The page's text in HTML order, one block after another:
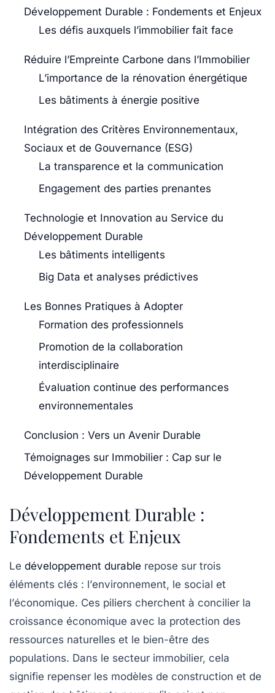
Développement Durable : Fondements et Enjeux
Les défis auxquels l’immobilier fait face
Réduire l’Empreinte Carbone dans l’Immobilier
L’importance de la rénovation énergétique
Les bâtiments à énergie positive
Intégration des Critères Environnementaux,
Sociaux et de Gouvernance (ESG)
La transparence et la communication
Engagement des parties prenantes
Technologie et Innovation au Service du
Développement Durable
Les bâtiments intelligents
Big Data et analyses prédictives
Les Bonnes Pratiques à Adopter
Formation des professionnels
Promotion de la collaboration
interdisciplinaire
Évaluation continue des performances
environnementales
Conclusion : Vers un Avenir Durable
Témoignages sur Immobilier : Cap sur le
Développement Durable
Développement Durable :
Fondements et Enjeux
Le développement durable repose sur trois
éléments clés : l’environnement, le social et
l’économique. Ces piliers cherchent à concilier la
croissance économique avec la protection des
ressources naturelles et le bien-être des
populations. Dans le secteur immobilier, cela
signifie repenser les modèles de construction et de